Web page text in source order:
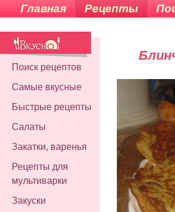
Главная Рецепты
Поиск рецептов
Самые вкусные
Быстрые рецепты
Салаты
Закатки, варенья
Рецепты для
мультиварки
Закуски